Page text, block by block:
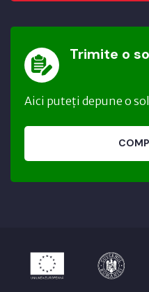
Trimite o
Aici puteți depune o